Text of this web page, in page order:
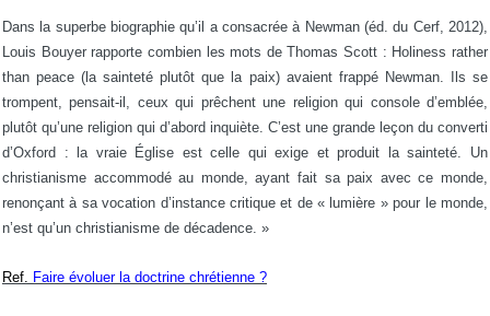
Dans la superbe biographie qu’il a consacrée à Newman (éd. du Cerf, 2012),
Louis Bouyer rapporte combien les mots de Thomas Scott : Holiness rather
than peace (la sainteté plutôt que la paix) avaient frappé Newman. Ils se
trompent, pensait-il, ceux qui prêchent une religion qui console d’emblée,
plutôt qu’une religion qui d’abord inquiète. C’est une grande leçon du converti
d’Oxford : la vraie Église est celle qui exige et produit la sainteté. Un
christianisme accommodé au monde, ayant fait sa paix avec ce monde,
renonçant à sa vocation d’instance critique et de « lumière » pour le monde,
n’est qu’un christianisme de décadence. »
Ref. Faire évoluer la doctrine chrétienne ?